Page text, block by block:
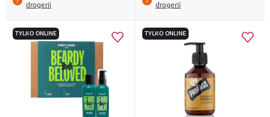
drogerii
drogerii
TYLKO ONLINE TYLKO ONLINE